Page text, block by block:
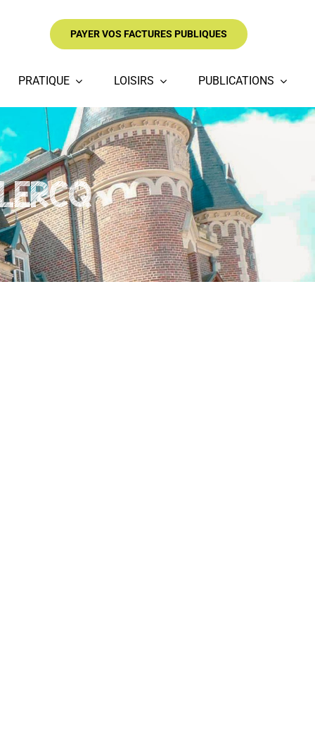
PAYER VOS FACTURES PUBLIQUES
PRATIQUE LOISIRS PUBLICATIONS